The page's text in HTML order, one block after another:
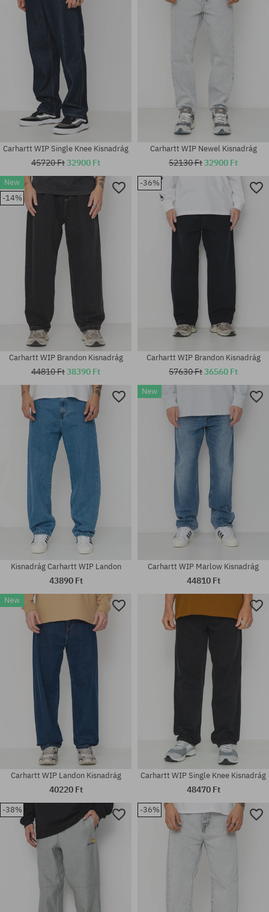
28; 29; 30; 32; 33; 34; 36
29; 30; 31; 32; 33; 34; 36
Elérhető méretek:
31; 32; 33; 34; 36
Elérhető méretek:
30; 31; 32; 33; 34; 36
Elérhető méretek:
34X32
Carhartt WIP Single Knee Kisnadrág
45720 Ft32900 Ft
Elérhető méretek:
Carhartt WIP Newel Kisnadrág
52130 Ft32900 Ft
New
-14%
Elérhető méretek:
S; M; L; XL
Carhartt WIP Brandon Kisnadrág
44810 Ft38390 Ft
-36%
Elérhető méretek:
S; L; XL
Carhartt WIP Brandon Kisnadrág
57630 Ft36560 Ft
Elérhető méretek:
Kisnadrág Carhartt WIP Landon
43890 Ft
New
Elérhető méretek:
30X32; 31X32; 32X32; 33X32;
Carhartt WIP Marlow Kisnadrág
44810 Ft
New
Carhartt WIP Landon Kisnadrág
40220 Ft
Carhartt WIP Single Knee Kisnadrág
48470 Ft
-38% -36%